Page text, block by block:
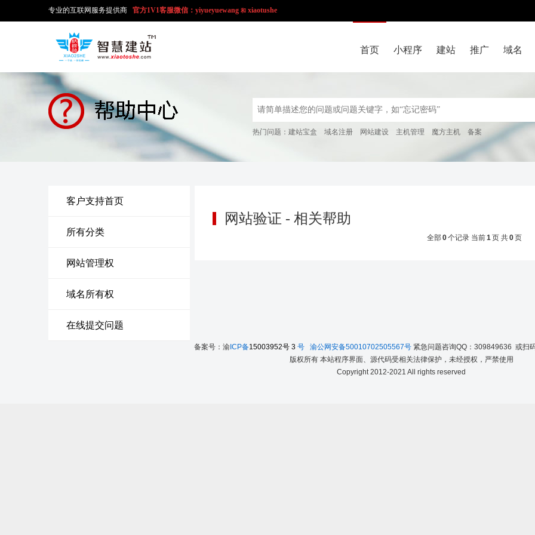
专业的互联网服务提供商 官方1V1客服微信：yiyueyuewang 和 xiaotushe
首页 小程序 建站 推广 域名
热门问题： 建站宝盒 域名注册 网站建设 主机管理 魔方主机 备案
客户支持首页
所有分类
网站管理权
域名所有权
在线提交问题
网站验证 - 相关帮助
全部0个记录 当前1页 共0页
备案号：渝 ICP备15003952号 3 号 渝公网安备50010702505567号 紧急问题咨询QQ：309849636 或扫
版权所有 本站程序界面、源代码受相关法律保护，未经授权，严禁使用
Copyright 2012-2021 All rights reserved